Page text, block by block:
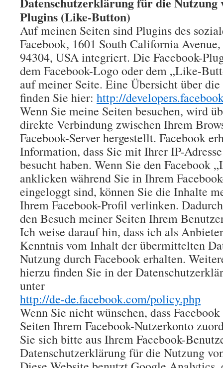
Plugins (Like-Button)
Auf meinen Seiten sind Plugins des
Facebook, 1601 South California
94304, USA integriert. Die Facebook-
dem Facebook-Logo oder dem „Like-
auf meiner Seite. Eine Übersicht über
finden Sie hier: http://
Wenn Sie meine Seiten besuchen, wird
direkte Verbindung zwischen Ihrem
Facebook-Server hergestellt. Facebook
Information, dass Sie mit Ihrer IP-
besucht haben. Wenn Sie den Facebook
anklicken während Sie in Ihrem
eingeloggt sind, können Sie die Inhalte
Ihrem Facebook-Profil verlinken.
den Besuch meiner Seiten Ihrem
Ich weise darauf hin, dass ich als
Kenntnis vom Inhalt der übermittelten
Nutzung durch Facebook erhalten.
hierzu finden Sie in der
unter
http://de-de.facebook.com/policy.php
Wenn Sie nicht wünschen, dass
Seiten Ihrem Facebook-Nutzerkonto
Sie sich bitte aus Ihrem Facebook-
Datenschutzerklärung für die Nutzung